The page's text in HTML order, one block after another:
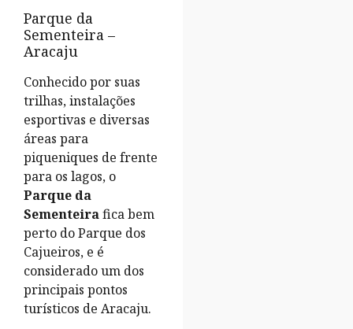
Parque da
Sementeira –
Aracaju
Conhecido por suas
trilhas, instalações
esportivas e diversas
áreas para
piqueniques de frente
para os lagos, o
Parque da
Sementeirafica bem
perto do Parque dos
Cajueiros, e é
considerado um dos
principais pontos
turísticos de Aracaju.